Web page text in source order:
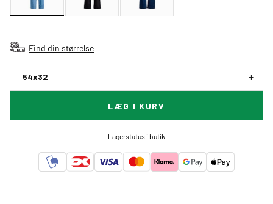
Find din størrelse
54x32
LÆG I KURV
Lagerstatus i butik